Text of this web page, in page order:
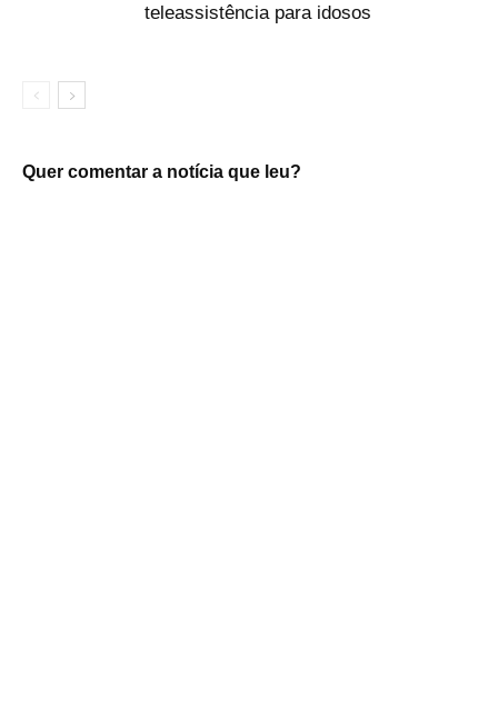
teleassistência para idosos
Quer comentar a notícia que leu?